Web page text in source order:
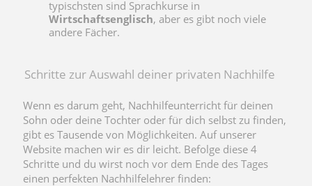
typischsten sind Sprachkurse in
Wirtschaftsenglisch, aber es gibt noch viele
andere Fächer.
Schritte zur Auswahl deiner privaten Nachhilfe
Wenn es darum geht, Nachhilfeunterricht für deinen
Sohn oder deine Tochter oder für dich selbst zu finden,
gibt es Tausende von Möglichkeiten. Auf unserer
Website machen wir es dir leicht. Befolge diese 4
Schritte und du wirst noch vor dem Ende des Tages
einen perfekten Nachhilfelehrer finden: